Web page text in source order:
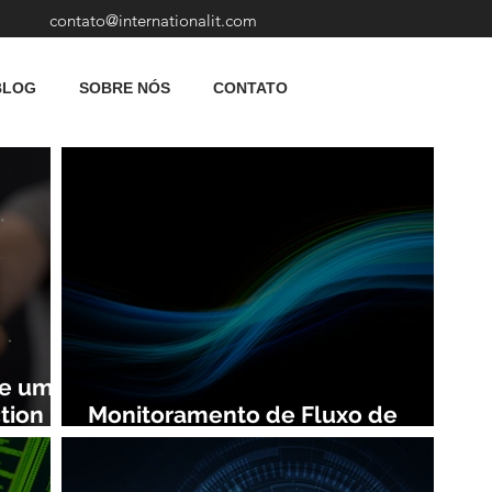
contato@internationalit.com
SOBRE NÓS CONTATO
uma
Monitoramento de Fluxo de
Rede: Vantagens e Benefícios